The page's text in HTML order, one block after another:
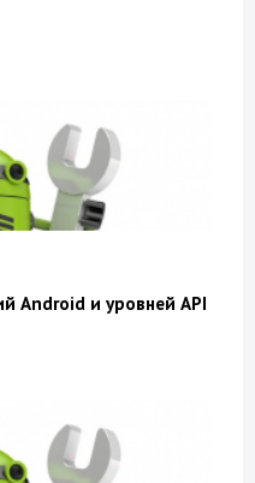
Android и уровней API